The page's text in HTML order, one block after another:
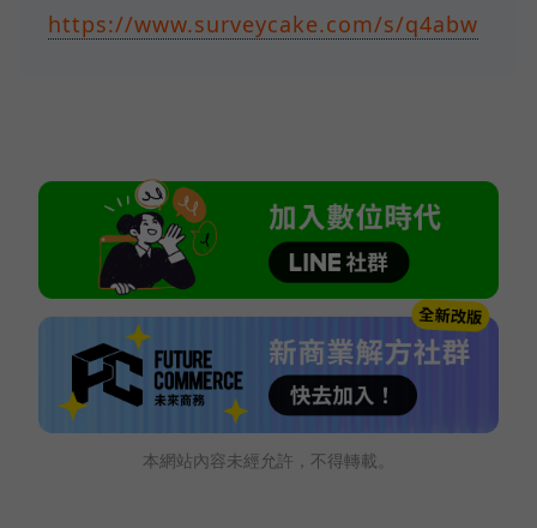
https://www.surveycake.com/s/q4abw
本網站內容未經允許，不得轉載。